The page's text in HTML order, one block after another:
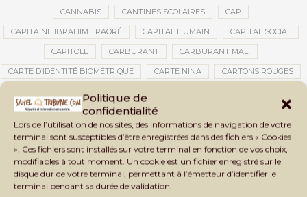
Politique de
confidentialité
Lors de l’utilisation de nos sites, des informations de navigation de votre
terminal sont susceptibles d’être enregistrées dans des fichiers « Cookies
». Ces fichiers sont installés sur votre terminal en fonction de vos choix,
modifiables à tout moment. Un cookie est un fichier enregistré sur le
disque dur de votre terminal, permettant à l’émetteur d’identifier le
terminal pendant sa durée de validation.
CANNABIS CANTINES SCOLAIRES CAP
CAPITAINE IBRAHIM TRAORÉ CAPITAL HUMAIN CAPITAL SOCIAL
CAPITOLE CARBURANT CARBURANT MALI
CARTE D’IDENTITÉ BIOMÉTRIQUE CARTE NINA CARTONS ROUGES
CATASTROPHES CLIMATIQUES
CAUTION 10 000 DOLLARS CAUTION DE VISA CDAT CECOGEC
CÉDÉAO CEDEAO CEI CÉLÉBRATION NATIONALE CEMAC
CEMAPI CEN-SNESUP CENOU CENSURE
CENTRAFRIQUE CENTRALE SOLAIRE